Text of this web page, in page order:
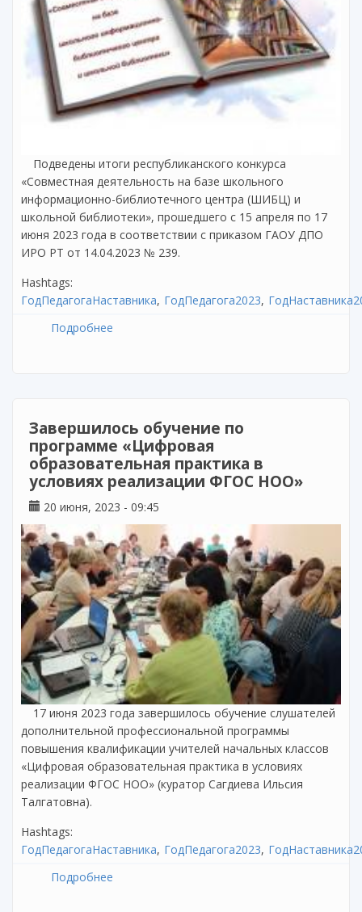
Подведены итоги республиканского конкурса
«Совместная деятельность на базе школьного
информационно-библиотечного центра (ШИБЦ) и
школьной библиотеки», прошедшего с 15 апреля по 17
июня 2023 года в соответствии с приказом ГАОУ ДПО
ИРО РТ от 14.04.2023 № 239.
Hashtags:
ГодПедагогаНаставника ГодПедагога2023
Подробнее
Завершилось обучение по
программе «Цифровая
образовательная практика в
условиях реализации ФГОС НОО»
20 июня, 2023 - 09:45
17 июня 2023 года завершилось обучение слушателей
дополнительной профессиональной программы
повышения квалификации учителей начальных классов
«Цифровая образовательная практика в условиях
реализации ФГОС НОО» (куратор Сагдиева Ильсия
Талгатовна).
Hashtags:
ГодПедагогаНаставника ГодПедагога2023
Подробнее